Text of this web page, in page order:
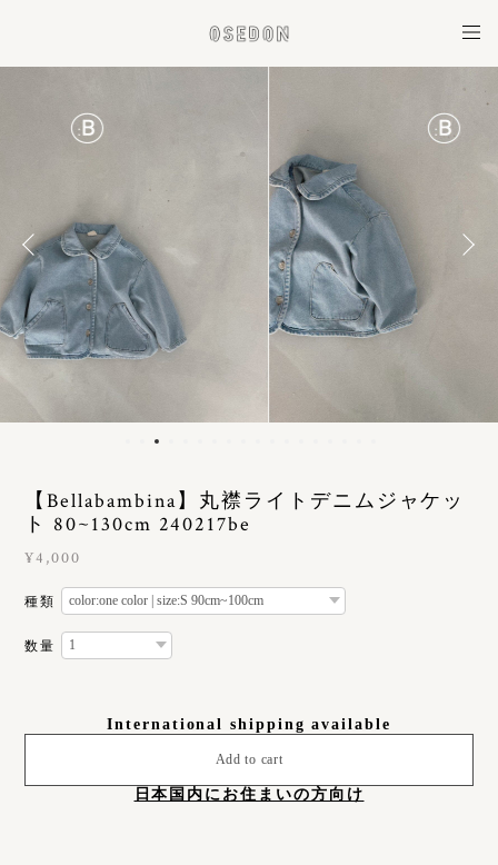
【Bellabambina】丸襟ライトデニムジャケッ
ト 80~130cm 240217be
¥4,000
種類
数量
International shipping available
Add to cart
日本国内にお住まいの方向け